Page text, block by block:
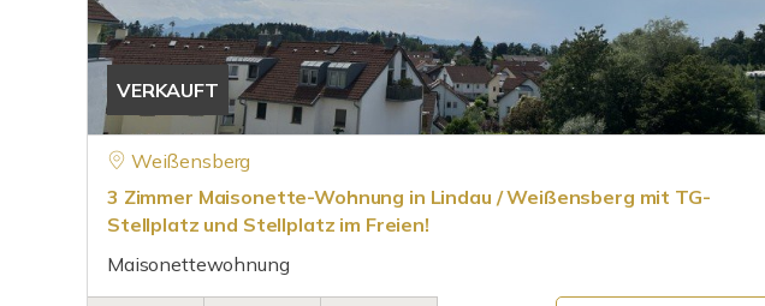
VERKAUFT
Weißensberg
3 Zimmer Maisonette-Wohnung in Lindau / Weißensberg mit TG-
Stellplatz und Stellplatz im Freien!
Maisonettewohnung